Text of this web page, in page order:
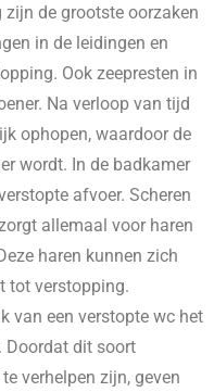
zijn de grootste oorzaken
in de leidingen en
Ook zeepresten in
Na verloop van tijd
ophopen, waardoor de
wordt. In de badkamer
afvoer. Scheren
allemaal voor haren
haren kunnen zich
tot verstopping.
van een verstopte wc het
Doordat dit soort
verhelpen zijn, geven